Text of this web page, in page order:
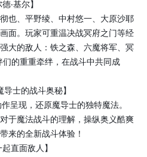
‧基尔】
也、平野绫、中村悠一、大原沙耶
面。玩家可重温决战冥府之门等经
大的敌人：铁之森、六魔将军、冥
们的重重牵绊，在战斗中共同成
导士的战斗奥秘】
呈现，还原魔导士的独特魔法。
于魔法战斗的理解，操纵奥义酷爽
来的全新战斗体验！
直面敌人】